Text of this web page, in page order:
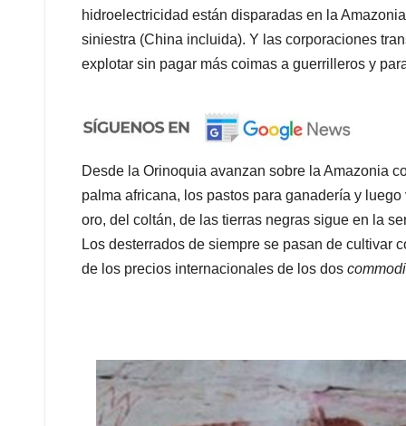
hidroelectricidad están disparadas en la
siniestra (China incluida). Y las corporaciones
explotar sin pagar más coimas a guerrilleros y
Desde la Orinoquia avanzan sobre la Amazonia
palma africana, los pastos para ganadería y
oro, del coltán, de las tierras negras sigue en la
Los desterrados de siempre se pasan de cultivar
de los precios internacionales de los dos